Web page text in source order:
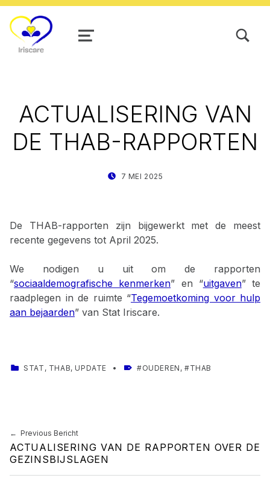
MENU
ACTUALISERING VAN
DE THAB-RAPPORTEN
7 MEI 2025
De THAB-rapporten zijn bijgewerkt met de meest
recente gegevens tot April 2025.
We nodigen u uit om de rapporten
“sociaaldemografische kenmerken” en “uitgaven” te
raadplegen in de ruimte “Tegemoetkoming voor hulp
aan bejaarden” van Stat Iriscare.
CATEGORIZED IN:
STAT , THAB,UPDATE TAGGED AS:OUDEREN , THAB
Skip back to main navigation
Berichtnavigatie
Previous Bericht
ACTUALISERING VAN DE RAPPORTEN OVER DE
GEZINSBIJSLAGEN